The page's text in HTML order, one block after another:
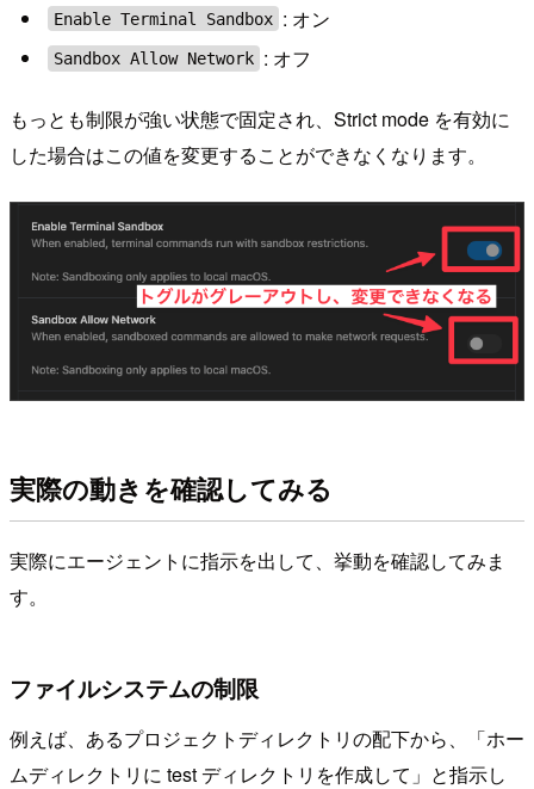
Enable Terminal Sandbox : オン
Sandbox Allow Network : オフ
もっとも制限が強い状態で固定され、Strict mode を有効に
した場合はこの値を変更することができなくなります。
実際の動きを確認してみる
実際にエージェントに指示を出して、挙動を確認してみま
す。
ファイルシステムの制限
例えば、あるプロジェクトディレクトリの配下から、「ホー
ムディレクトリに test ディレクトリを作成して」と指示し